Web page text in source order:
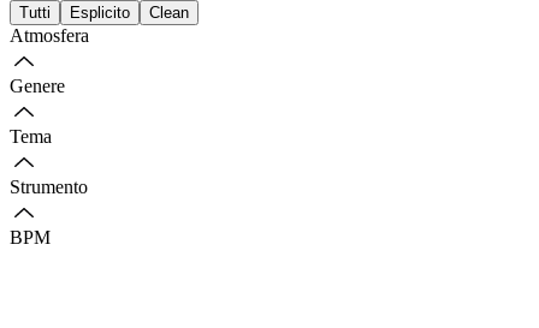
Tutti Esplicito Clean
Atmosfera
Genere
Tema
Strumento
BPM